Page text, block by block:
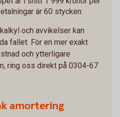
är 60 stycken.
och avvikelser kan
fallet. För en mer exakt
och ytterligare
ring oss direkt på 0304-67
amortering